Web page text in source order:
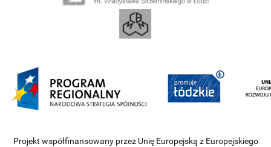
Projekt współfinansowany przez Unię Europejską z Europejskiego